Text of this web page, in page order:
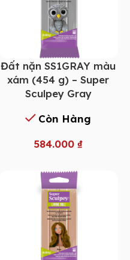
Đất nặn SS1GRAY màu
xám (454 g) – Super
Sculpey Gray
Còn Hàng
584.000₫